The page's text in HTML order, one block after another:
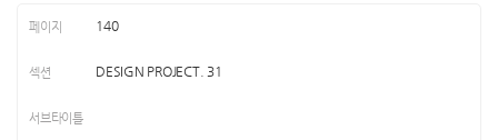
140
DESIGN PROJECT. 31